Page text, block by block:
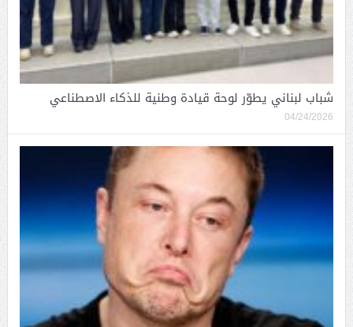
شباب لبناني يطوّر لوحة قيادة وطنية للذكاء الاصطناعي
04/24/2026